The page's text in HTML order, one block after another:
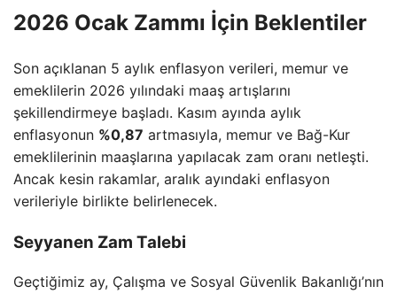
2026 Ocak Zammı İçin Beklentiler
Son açıklanan 5 aylık enflasyon verileri, memur ve
emeklilerin 2026 yılındaki maaş artışlarını
şekillendirmeye başladı. Kasım ayında aylık
enflasyonun %0,87 artmasıyla, memur ve Bağ-Kur
emeklilerinin maaşlarına yapılacak zam oranı netleşti.
Ancak kesin rakamlar, aralık ayındaki enflasyon
verileriyle birlikte belirlenecek.
Seyyanen Zam Talebi
Geçtiğimiz ay, Çalışma ve Sosyal Güvenlik Bakanlığı’nın